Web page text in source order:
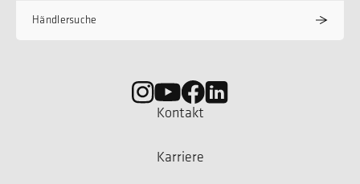
Händlersuche
Kontakt
Karriere